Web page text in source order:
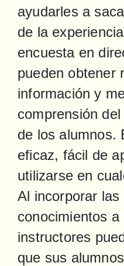
ayudarles a
de la
encuesta en
pueden obtener
información y
comprensión
de los alumnos.
eficaz, fácil de
utilizarse en
Al incorporar las
conocimientos
instructores
que sus